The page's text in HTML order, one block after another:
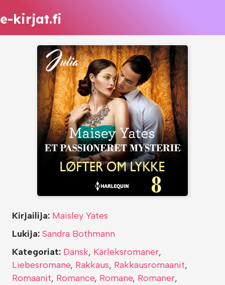
e-kirjat.fi
Kirjailija: Maisley Yates
Lukija: Sandra Bothmann
Kategoriat: Dansk, Kärleksromaner,
Liebesromane, Rakkaus, Rakkausromaanit,
Romaanit, Romance, Romane, Romaner,